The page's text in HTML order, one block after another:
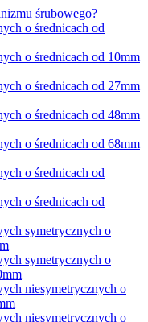
śrubowego?
o średnicach od
o średnicach od 10mm
o średnicach od 27mm
o średnicach od 48mm
o średnicach od 68mm
o średnicach od
o średnicach od
symetrycznych o
symetrycznych o
niesymetrycznych o
niesymetrycznych o